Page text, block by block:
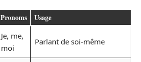
Pronoms Usage
Je, me,
moi
Parlant de soi-même